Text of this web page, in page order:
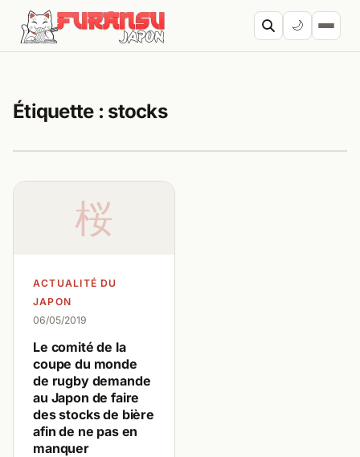
Aller au contenu
🌙
Étiquette : stocks
桜
ACTUALITÉ DU
JAPON
06/05/2019
Le comité de la
coupe du monde
de rugby demande
au Japon de faire
des stocks de bière
afin de ne pas en
manquer